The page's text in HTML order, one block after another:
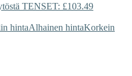
TENSET: £103.49
hintaAlhainen hintaKorkein